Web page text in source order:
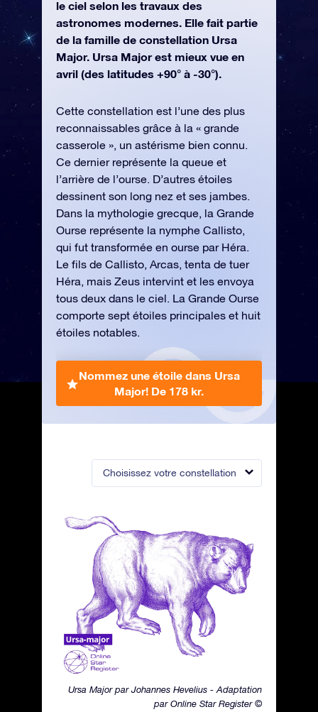
Choisissez votre constellation
Ursa Major par Johannes Hevelius - Adaptation
par Online Star Register ©
le ciel selon les travaux des
astronomes modernes. Elle fait partie
de la famille de constellation Ursa
Major. Ursa Major est mieux vue en
avril (des latitudes +90° à -30°).
Cette constellation est l’une des plus
reconnaissables grâce à la « grande
casserole », un astérisme bien connu.
Ce dernier représente la queue et
l’arrière de l’ourse. D’autres étoiles
dessinent son long nez et ses jambes.
Dans la mythologie grecque, la Grande
Ourse représente la nymphe Callisto,
qui fut transformée en ourse par Héra.
Le fils de Callisto, Arcas, tenta de tuer
Héra, mais Zeus intervint et les envoya
tous deux dans le ciel. La Grande Ourse
comporte sept étoiles principales et huit
étoiles notables.
Nommez une étoile dans Ursa
Major! De 178 kr.